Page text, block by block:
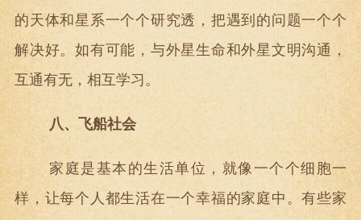
的天体和星系一个个研究透，把遇到的问题一个个
解决好。如有可能，与外星生命和外星文明沟通，
互通有无，相互学习。
八、飞船社会
家庭是基本的生活单位，就像一个个细胞一
样，让每个人都生活在一个幸福的家庭中。有些家